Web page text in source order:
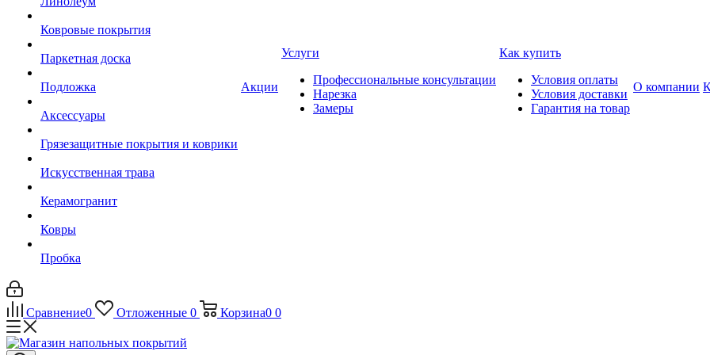
Ковровые покрытия
Паркетная доска
Подложка
Аксессуары
Грязезащитные покрытия и коврики
Искусственная трава
Керамогранит
Ковры
Пробка
Акции
Услуги
Профессиональные консультации
Нарезка
Замеры
Как купить
Условия оплаты
Условия доставки
Гарантия на товар
О компании
Сравнение0 Отложенные 0 Корзина0 0